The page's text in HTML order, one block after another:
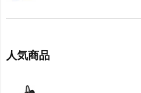
人気商品